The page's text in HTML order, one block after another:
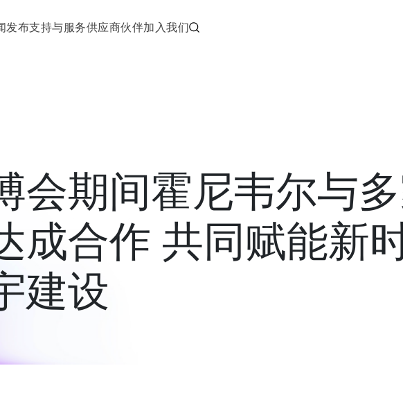
发布支持与服务供应商伙伴加入我们
会期间霍尼韦尔与
成合作 共同赋能新
建设